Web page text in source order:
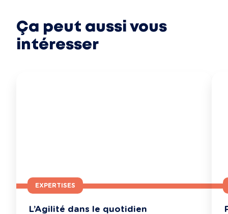
Ça peut aussi vous
intéresser
EXPERTISES
L’Agilité dans le quotidien